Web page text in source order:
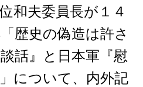
和夫委員長が１４
歴史の偽造は許さ
話』と日本軍『慰
について、内外記